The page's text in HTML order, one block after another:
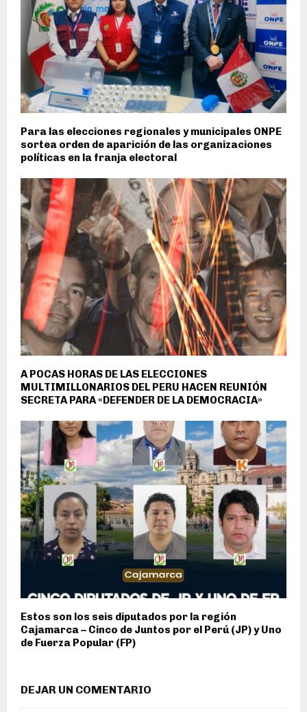
Para las elecciones regionales y municipales ONPE
sortea orden de aparición de las organizaciones
políticas en la franja electoral
A POCAS HORAS DE LAS ELECCIONES
MULTIMILLONARIOS DEL PERU HACEN REUNIÓN
SECRETA PARA «DEFENDER DE LA DEMOCRACIA»
Estos son los seis diputados por la región
Cajamarca – Cinco de Juntos por el Perú (JP) y Uno
de Fuerza Popular (FP)
DEJAR UN COMENTARIO